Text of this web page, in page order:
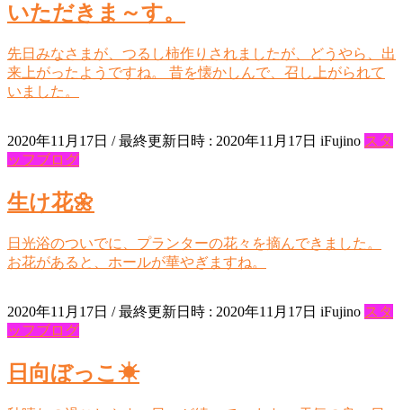
いただきま～す。
先日みなさまが、つるし柿作りされましたが、どうやら、出
来上がったようですね。 昔を懐かしんで、召し上がられて
いました。
2020年11月17日 / 最終更新日時 : 2020年11月17日 iFujino スタ
ッフブログ
生け花🌼
日光浴のついでに、プランターの花々を摘んできました。
お花があると、ホールが華やぎますね。
2020年11月17日 / 最終更新日時 : 2020年11月17日 iFujino スタ
ッフブログ
日向ぼっこ☀